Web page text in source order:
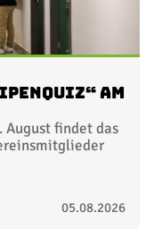
am
August findet das
05.08.2026